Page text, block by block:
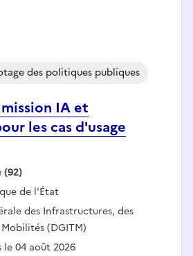
IA et
les cas d'usage
des politiques publiques
(92)
:de l'État
des Infrastructures, des
(DGITM)
le 04 août 2026